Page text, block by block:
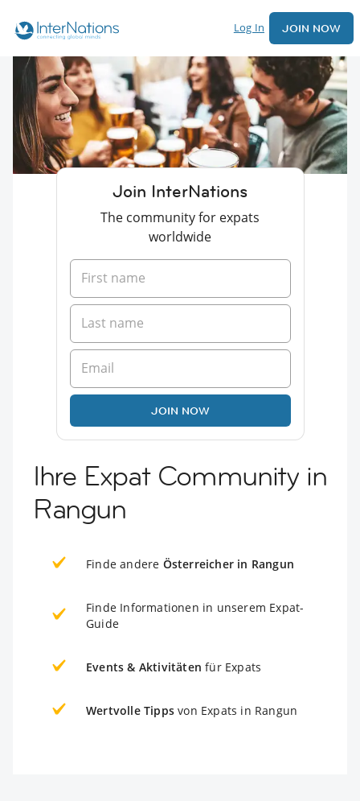
Log In JOIN NOW
Join InterNations
The community for expats
worldwide
JOIN NOW
Ihre Expat Community in
Rangun
Finde andere Österreicher in Rangun
Finde Informationen in unserem Expat-
Guide
Events & Aktivitäten für Expats
Wertvolle Tipps von Expats in Rangun